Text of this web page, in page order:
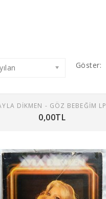
Göster:
DİKMEN - GÖZ BEBEĞIM LP
0,00TL